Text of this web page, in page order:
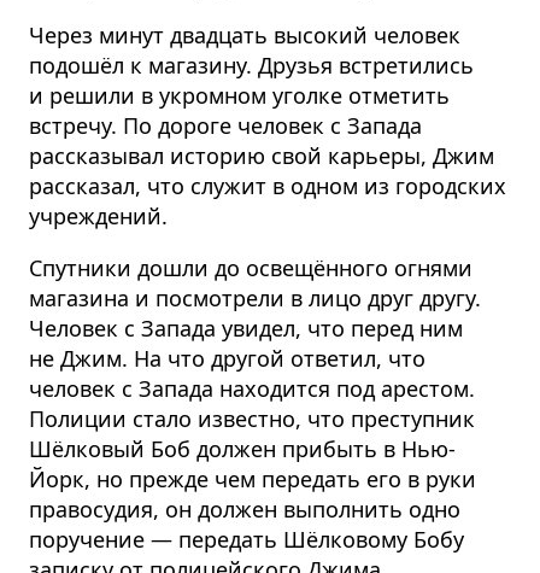
Через минут двадцать высокий человек
подошёл к магазину. Друзья встретились
и решили в укромном уголке отметить
встречу. По дороге человек с Запада
рассказывал историю свой карьеры, Джим
рассказал, что служит в одном из городских
учреждений.
Спутники дошли до освещённого огнями
магазина и посмотрели в лицо друг другу.
Человек с Запада увидел, что перед ним
не Джим. На что другой ответил, что
человек с Запада находится под арестом.
Полиции стало известно, что преступник
Шёлковый Боб должен прибыть в Нью-
Йорк, но прежде чем передать его в руки
правосудия, он должен выполнить одно
поручение — передать Шёлковому Бобу